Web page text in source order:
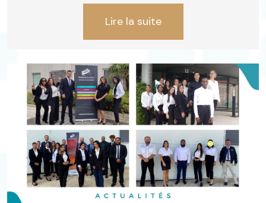
Lire la suite